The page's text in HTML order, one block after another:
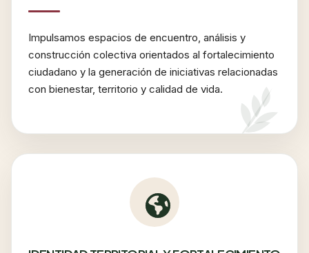
Impulsamos espacios de encuentro, análisis y
construcción colectiva orientados al fortalecimiento
ciudadano y la generación de iniciativas relacionadas
con bienestar, territorio y calidad de vida.